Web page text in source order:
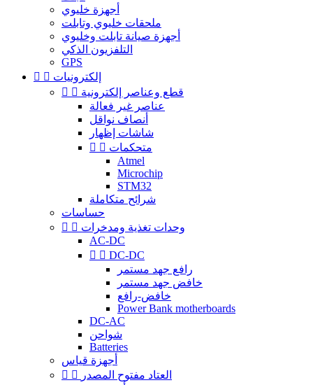
أجهزة خليوي
ملحقات خليوي وتابلت
أجهزة صيانة تابلت وخليوي
التلفزيون الذكي
GPS
  إلكترونيات
  قطع وعناصر إلكترونية
عناصر غير فعالة
أنصاف نواقل
شاشات إظهار
  متحكمات
Atmel
Microchip
STM32
شرائح متكاملة
حساسات
  وحدات تغذية ومدخرات
AC-DC
  DC-DC
رافع جهد مستمر
خافض جهد مستمر
خافض-رافع
Power Bank motherboards
DC-AC
شواحن
Batteries
أجهزة قياس
 
العتاد مفتوح المصدر